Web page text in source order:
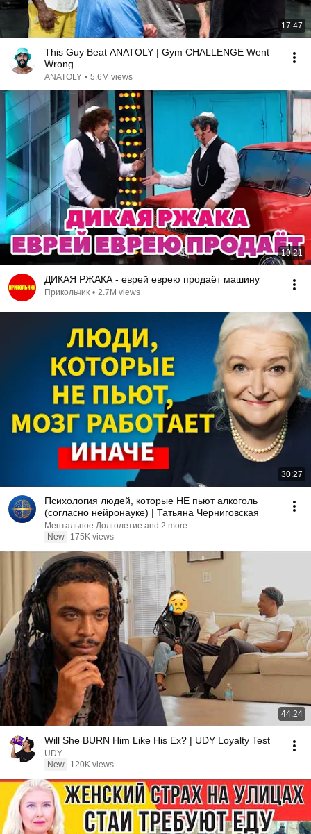
17:47
This Guy Beat ANATOLY | Gym CHALLENGE Went
Wrong
ANATOLY • 5.6M views
19:21
ДИКАЯ РЖАКА - еврей еврею продаёт машину
Прикольчик • 2.7M views
30:27
Психология людей, которые НЕ пьют алкоголь
(согласно нейронауке) | Татьяна Черниговская
Ментальное Долголетие and 2 more
New
175K views
44:24
Will She BURN Him Like His Ex? | UDY Loyalty Test
UDY
New
120K views